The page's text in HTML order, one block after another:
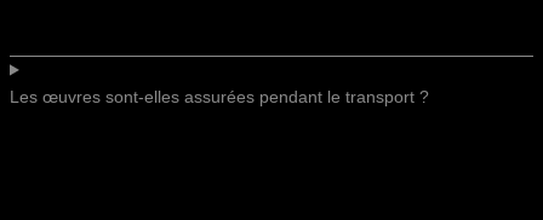
Les œuvres sont-elles assurées pendant le transport ?